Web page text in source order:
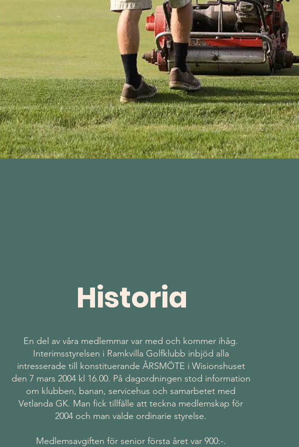
Historia
En del av våra medlemmar var med och kommer ihåg.
Interimsstyrelsen i Ramkvilla Golfklubb inbjöd alla
intresserade till konstituerande ÅRSMÖTE i Wisionshuset
den 7 mars 2004 kl 16.00. På dagordningen stod information
om klubben, banan, servicehus och samarbetet med
Vetlanda GK. Man fick tillfälle att teckna medlemskap för
2004 och man valde ordinarie styrelse.
Medlemsavgiften för senior första året var 900:-.